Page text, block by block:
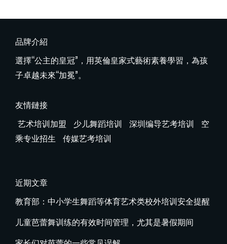
品牌介紹
選擇“公主的皇冠”，用英倫皇家式藝術素養學習，為孩
子卓越未來“加冕”。
友情鏈接
艺术培训加盟
少儿舞蹈培训 深圳编导艺考培训
空
乘专业招生
传媒艺考培训
近期文章
教育部：中小学生舞蹈等体育艺术类校外培训安全提醒
儿童芭蕾舞训练的有效时间管理，尤其是暑假期间